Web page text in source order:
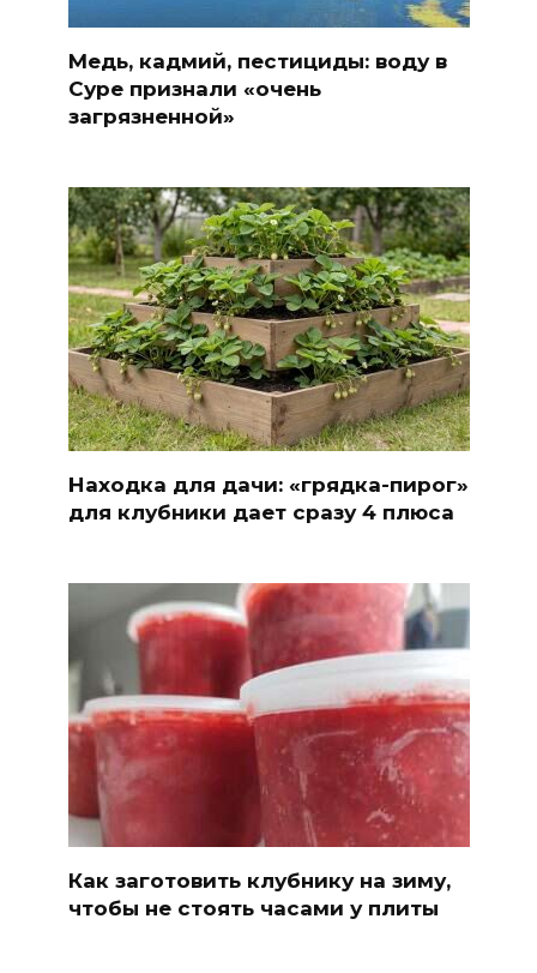
Медь, кадмий, пестициды: воду в
Суре признали «очень
загрязненной»
Находка для дачи: «грядка-пирог»
для клубники дает сразу 4 плюса
Как заготовить клубнику на зиму,
чтобы не стоять часами у плиты